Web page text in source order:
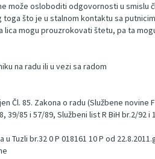
osloboditi odgovornosti u smislu
što je u stalnom kontaktu sa
lica mogu prouzrokovati štetu, pa ta
na radu ili u vezi sa radom
85. Zakona o radu (Službene novine
85 i 57/89, Službeni list R BiH br.2/92
br.32 0 P 018161 10 P od